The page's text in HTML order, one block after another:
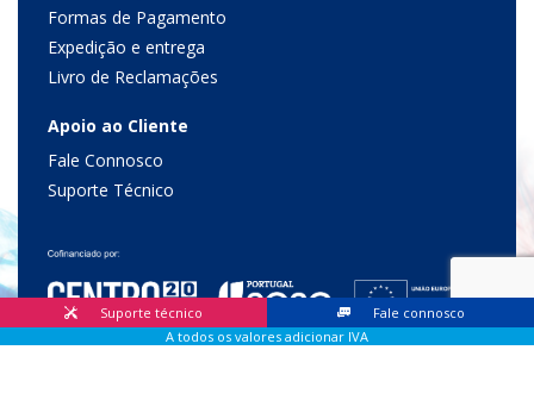
Formas de Pagamento
Expedição e entrega
Livro de Reclamações
Apoio ao Cliente
Fale Connosco
Suporte Técnico
Suporte técnico
Fale connosco
A todos os valores adicionar IVA